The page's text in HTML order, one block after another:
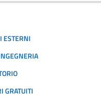
ESTERNI
GRATUITI